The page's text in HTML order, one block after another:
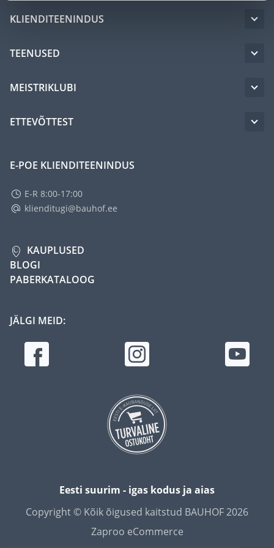
KLIENDITEENINDUS
TEENUSED
MEISTRIKLUBI
ETTEVÕTTEST
E-POE KLIENDITEENINDUS
E-R 8:00-17:00
klienditugi@bauhof.ee
KAUPLUSED
BLOGI
PABERKATALOOG
JÄLGI MEID:
Eesti suurim - igas kodus ja aias
Copyright © Kõik õigused kaitstud BAUHOF 2026
Zaproo eCommerce